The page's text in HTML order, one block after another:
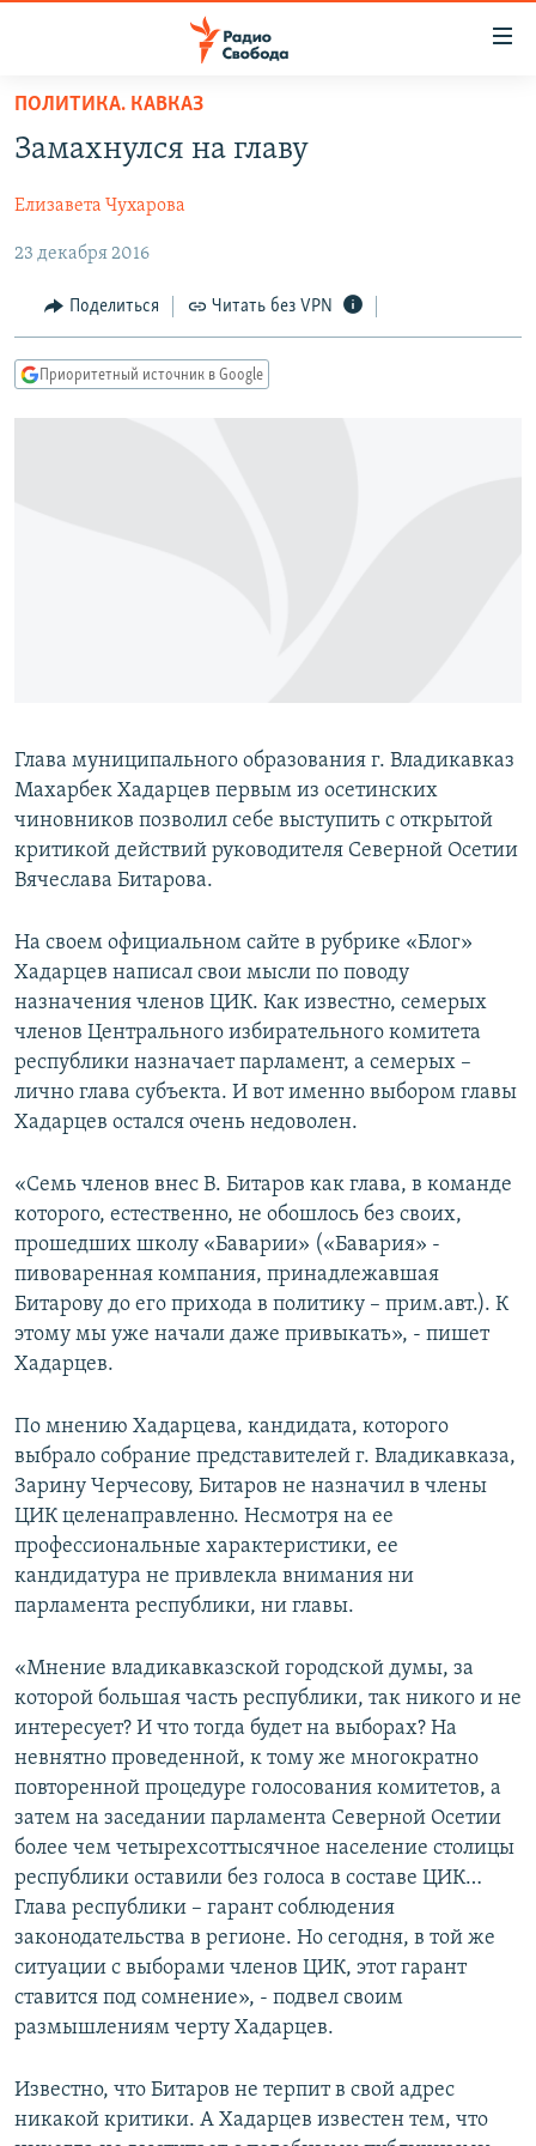
упрощенного
доступа
содержанию
Вернутся
главной
навигации
Вернутся
ПОДКАСТЫ
АВТОРСКИЕ ПРОЕКТЫ
ЦИТАТЫ СВОБОДЫ
МНЕНИЯ
КУЛЬТУРА
IDEL.РЕАЛИИ
Все сайты РСЕ/РС
ПОЛИТИКА. КАВКАЗ
Замахнулся на главу
Елизавета Чухарова
23 декабря 2016
Поделиться Читать без VPN
Приоритетный источник в Google
Глава муниципального образования г. Владикавказ
Махарбек Хадарцев первым из осетинских
чиновников позволил себе выступить с открытой
критикой действий руководителя Северной Осетии
Вячеслава Битарова.
На своем официальном сайте в рубрике «Блог»
Хадарцев написал свои мысли по поводу
назначения членов ЦИК. Как известно, семерых
членов Центрального избирательного комитета
республики назначает парламент, a семерых –
лично глава субъекта. И вот именно выбором главы
Хадарцев остался очень недоволен.
«Семь членов внес В. Битаров как глава, в команде
которого, естественно, не обошлось без своих,
прошедших школу «Баварии» («Бавария» -
пивоваренная компания, принадлежавшая
Битарову до его прихода в политику – прим.авт.). К
этому мы уже начали даже привыкать», - пишет
Хадарцев.
По мнению Хадарцева, кандидата, которого
выбрало собрание представителей г. Владикавказа,
Зарину Черчесову, Битаров не назначил в члены
ЦИК целенаправленно. Несмотря на ее
профессиональные характеристики, ее
кандидатура не привлекла внимания ни
парламента республики, ни главы.
«Мнение владикавказской городской думы, за
которой большая часть республики, так никого и не
интересует? И что тогда будет на выборах? На
невнятно проведенной, к тому же многократно
повторенной процедуре голосования комитетов, а
затем на заседании парламента Северной Осетии
более чем четырехсоттысячное население столицы
республики оставили без голоса в составе ЦИК…
Глава республики – гарант соблюдения
законодательства в регионе. Но сегодня, в той же
ситуации с выборами членов ЦИК, этот гарант
ставится под сомнение», - подвел своим
размышлениям черту Хадарцев.
Известно, что Битаров не терпит в свой адрес
никакой критики. A Хадарцев известен тем, что